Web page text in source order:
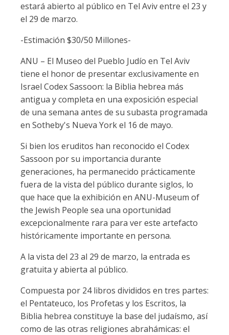
estará abierto al público en Tel Aviv entre el 23 y
el 29 de marzo.
-Estimación $30/50 Millones-
ANU – El Museo del Pueblo Judío en Tel Aviv
tiene el honor de presentar exclusivamente en
Israel Codex Sassoon: la Biblia hebrea más
antigua y completa en una exposición especial
de una semana antes de su subasta programada
en Sotheby's Nueva York el 16 de mayo.
Si bien los eruditos han reconocido el Codex
Sassoon por su importancia durante
generaciones, ha permanecido prácticamente
fuera de la vista del público durante siglos, lo
que hace que la exhibición en ANU-Museum of
the Jewish People sea una oportunidad
excepcionalmente rara para ver este artefacto
históricamente importante en persona.
A la vista del 23 al 29 de marzo, la entrada es
gratuita y abierta al público.
Compuesta por 24 libros divididos en tres partes:
el Pentateuco, los Profetas y los Escritos, la
Biblia hebrea constituye la base del judaísmo, así
como de las otras religiones abrahámicas: el